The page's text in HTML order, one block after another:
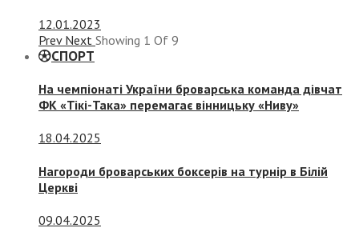
12.01.2023
Prev Next Showing 1 Of 9
СПОРТ
На чемпіонаті України броварська команда дівчат
ФК «Тікі-Така» перемагає вінницьку «Ниву»
18.04.2025
Нагороди броварських боксерів на турнір в Білій
Церкві
09.04.2025